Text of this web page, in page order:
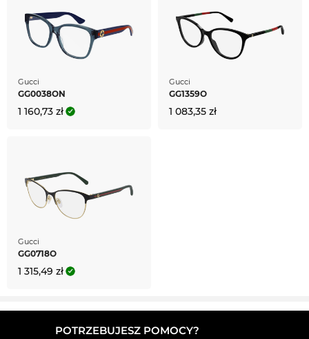
Gucci
GG0038ON
1 160,73 zł
Gucci
GG1359O
1 083,35 zł
Gucci
GG0718O
1 315,49 zł
POTRZEBUJESZ POMOCY?